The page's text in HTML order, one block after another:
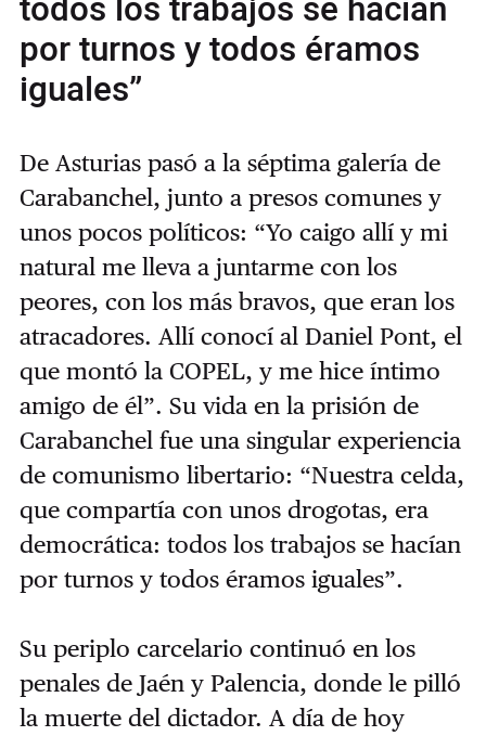
todos los trabajos se hacían
por turnos y todos éramos
iguales”
De Asturias pasó a la séptima galería de
Carabanchel, junto a presos comunes y
unos pocos políticos: “Yo caigo allí y mi
natural me lleva a juntarme con los
peores, con los más bravos, que eran los
atracadores. Allí conocí al Daniel Pont, el
que montó la COPEL, y me hice íntimo
amigo de él”. Su vida en la prisión de
Carabanchel fue una singular experiencia
de comunismo libertario: “Nuestra celda,
que compartía con unos drogotas, era
democrática: todos los trabajos se hacían
por turnos y todos éramos iguales”.
Su periplo carcelario continuó en los
penales de Jaén y Palencia, donde le pilló
la muerte del dictador. A día de hoy